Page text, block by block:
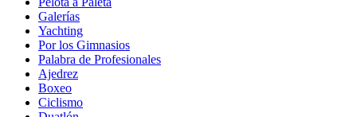
Galerías
Yachting
Por los Gimnasios
Palabra de Profesionales
Ajedrez
Boxeo
Ciclismo